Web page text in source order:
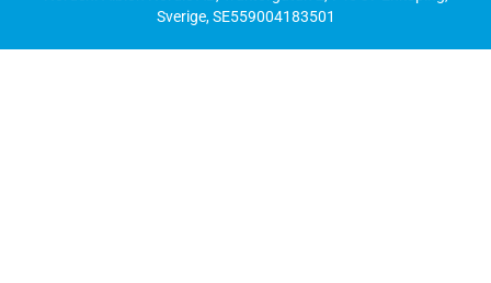
Sverige, SE559004183501